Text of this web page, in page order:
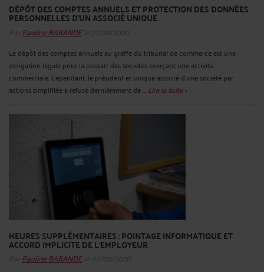
DÉPÔT DES COMPTES ANNUELS ET PROTECTION DES DONNÉES
PERSONNELLES D’UN ASSOCIÉ UNIQUE
Par Pauline BARANDEle 21/09/2020
Le dépôt des comptes annuels au greffe du tribunal de commerce est une
obligation légale pour la plupart des sociétés exerçant une activité
commerciale. Cependant, le président et unique associé d’une société par
actions simplifiée a refusé dernièrement de ... Lire la suite >
HEURES SUPPLÉMENTAIRES : POINTAGE INFORMATIQUE ET
ACCORD IMPLICITE DE L’EMPLOYEUR
Par Pauline BARANDEle 07/09/2020